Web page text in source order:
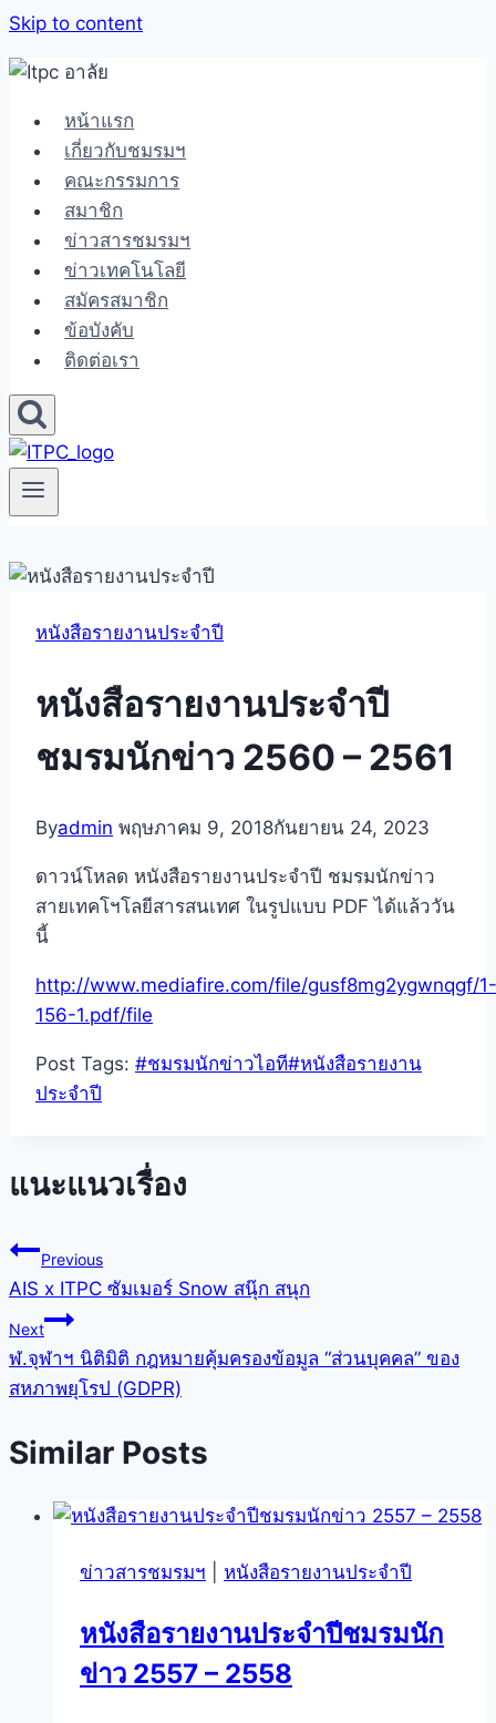
Skip to content
หน้าแรก
เกี่ยวกับชมรมฯ
คณะกรรมการ
สมาชิก
ข่าวสารชมรมฯ
ข่าวเทคโนโลยี
สมัครสมาชิก
ข้อบังคับ
ติดต่อเรา
หนังสือรายงานประจำปี
หนังสือรายงานประจำปี
ชมรมนักข่าว 2560 – 2561
Byadmin พฤษภาคม 9, 2018กันยายน 24, 2023
ดาวน์โหลด หนังสือรายงานประจำปี ชมรมนักข่าว
สายเทคโฯโลยีสารสนเทศ ในรูปแบบ PDF ได้แล้ววัน
นี้
http://www.mediafire.com/file/gusf8mg2ygwnqgf/1-
156-1.pdf/file
Post Tags: #ชมรมนักข่าวไอที#หนังสือรายงาน
ประจำปี
แนะแนวเรื่อง
Previous
AIS x ITPC ซัมเมอร์ Snow สนุ๊ก สนุก
Next
ฬ.จุฬาฯ นิติมิติ กฎหมายคุ้มครองข้อมูล “ส่วนบุคคล” ของ
สหภาพยุโรป (GDPR)
Similar Posts
ข่าวสารชมรมฯ หนังสือรายงานประจำปี
หนังสือรายงานประจำปีชมรมนัก
ข่าว 2557 – 2558